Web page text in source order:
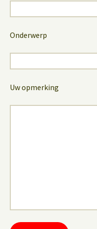
Onderwerp
Uw opmerking